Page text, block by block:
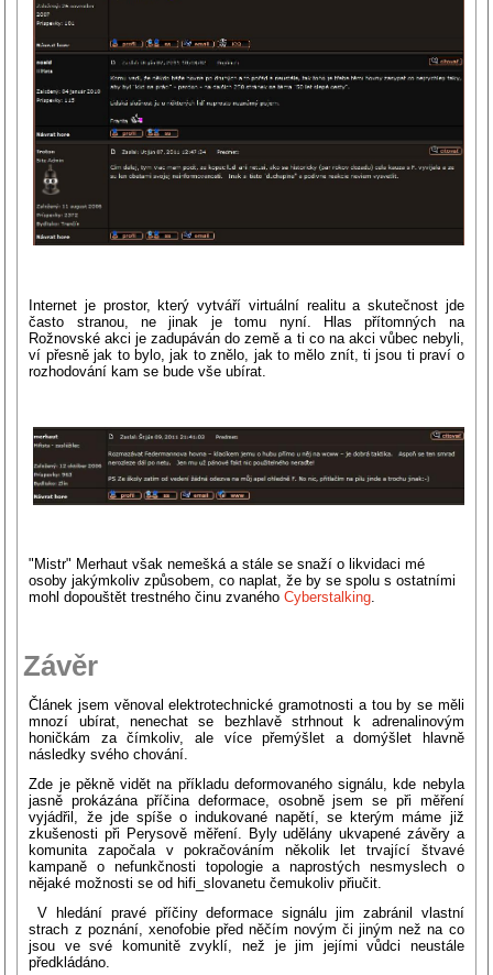
Internet je prostor, který vytváří virtuální realitu a skutečnost jde
často stranou, ne jinak je tomu nyní. Hlas přítomných na
Rožnovské akci je zadupáván do země a ti co na akci vůbec nebyli,
ví přesně jak to bylo, jak to znělo, jak to mělo znít, ti jsou ti praví o
rozhodování kam se bude vše ubírat.
"Mistr" Merhaut však nemešká a stále se snaží o likvidaci mé
osoby jakýmkoliv způsobem, co naplat, že by se spolu s ostatními
mohl dopouštět trestného činu zvanéhoCyberstalking.
Závěr
Článek jsem věnoval elektrotechnické gramotnosti a tou by se měli
mnozí ubírat, nenechat se bezhlavě strhnout k adrenalinovým
honičkám za čímkoliv, ale více přemýšlet a domýšlet hlavně
následky svého chování.
Zde je pěkně vidět na příkladu deformovaného signálu, kde nebyla
jasně prokázána příčina deformace, osobně jsem se při měření
vyjádřil, že jde spíše o indukované napětí, se kterým máme již
zkušenosti při Perysově měření. Byly udělány ukvapené závěry a
komunita započala v pokračováním několik let trvající štvavé
kampaně o nefunkčnosti topologie a naprostých nesmyslech o
nějaké možnosti se od hifi_slovanetu čemukoliv přiučit.
V hledání pravé příčiny deformace signálu jim zabránil vlastní
strach z poznání, xenofobie před něčím novým či jiným než na co
jsou ve své komunitě zvyklí, než je jim jejími vůdci neustále
předkládáno.